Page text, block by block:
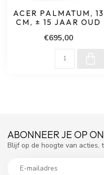
ACER PALMATUM, 13
CM, ± 15 JAAR OUD
€695,00
ABONNEER JE OP
Blijf op de hoogte van acties,